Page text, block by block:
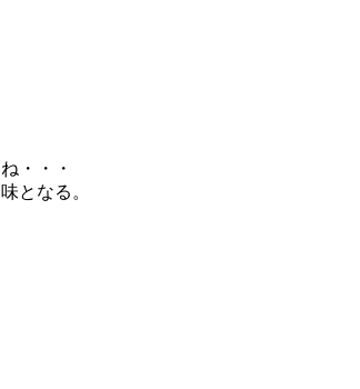
・・・
となる。